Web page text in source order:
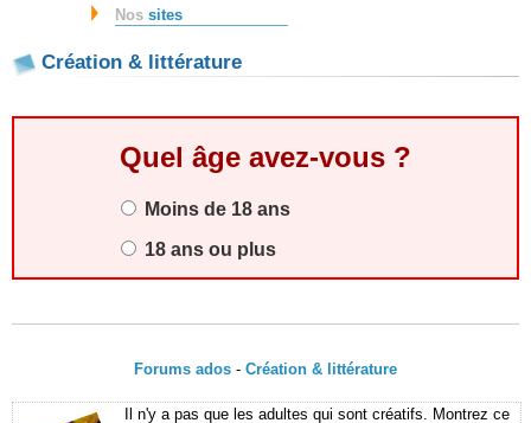
Nossites
Création & littérature
Quel âge avez-vous ?
Moins de 18 ans
18 ans ou plus
Forums ados - Création & littérature
Il n'y a pas que les adultes qui sont créatifs. Montrez ce